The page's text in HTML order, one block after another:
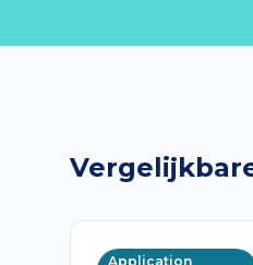
Application